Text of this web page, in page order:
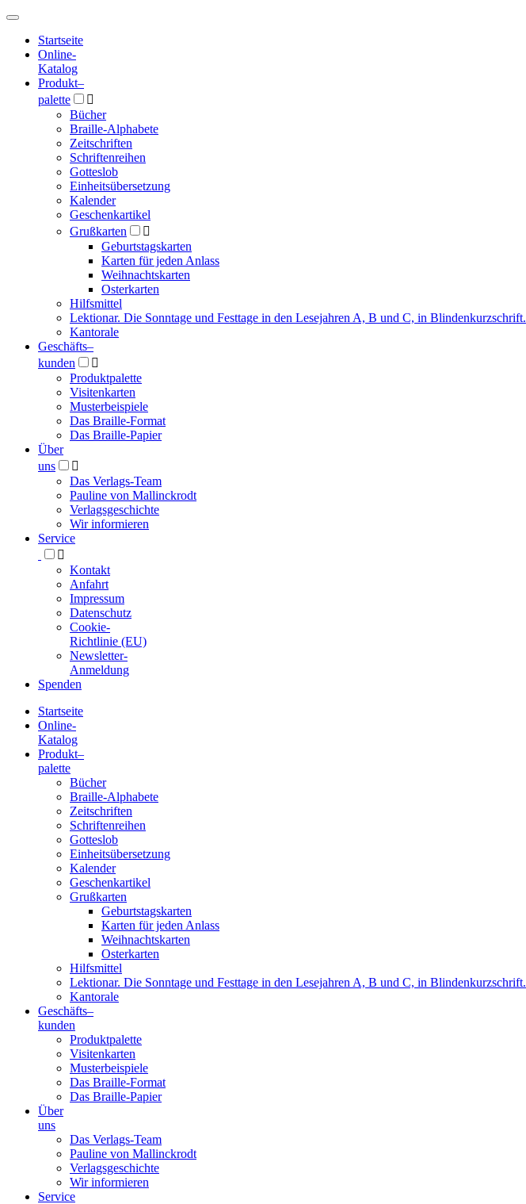
Hauptmenü
Hauptmenü
Startseite
Online-
Katalog
Produkt–
palette

Bücher
Braille-Alphabete
Zeitschriften
Schriftenreihen
Gotteslob
Einheitsübersetzung
Kalender
Geschenkartikel
Grußkarten

Geburtstagskarten
Karten für jeden Anlass
Weihnachtskarten
Osterkarten
Hilfsmittel
Lektionar. Die Sonntage und Festtage in den Lesejahren A, B und C, in Blindenkurzschrift.
Kantorale
Geschäfts­–
kunden

Produktpalette
Visitenkarten
Musterbeispiele
Das Braille-Format
Das Braille-Papier
Über
uns

Das Verlags-Team
Pauline von Mallinckrodt
Verlagsgeschichte
Wir informieren
Service

Kontakt
Anfahrt
Impressum
Datenschutz
Cookie-
Richtlinie (EU)
Newsletter-
Anmeldung
Spenden
Blindenschrift-
Verlag
Druckerei
gGmbH
Startseite
Online-
Katalog
Produkt–
palette
Bücher
Braille-Alphabete
Zeitschriften
Schriftenreihen
Gotteslob
Einheitsübersetzung
Kalender
Geschenkartikel
Grußkarten
Geburtstagskarten
Karten für jeden Anlass
Weihnachtskarten
Osterkarten
Hilfsmittel
Lektionar. Die Sonntage und Festtage in den Lesejahren A, B und C, in Blindenkurzschrift.
Kantorale
Geschäfts­–
kunden
Produktpalette
Visitenkarten
Musterbeispiele
Das Braille-Format
Das Braille-Papier
Über
uns
Das Verlags-Team
Pauline von Mallinckrodt
Verlagsgeschichte
Wir informieren
Service